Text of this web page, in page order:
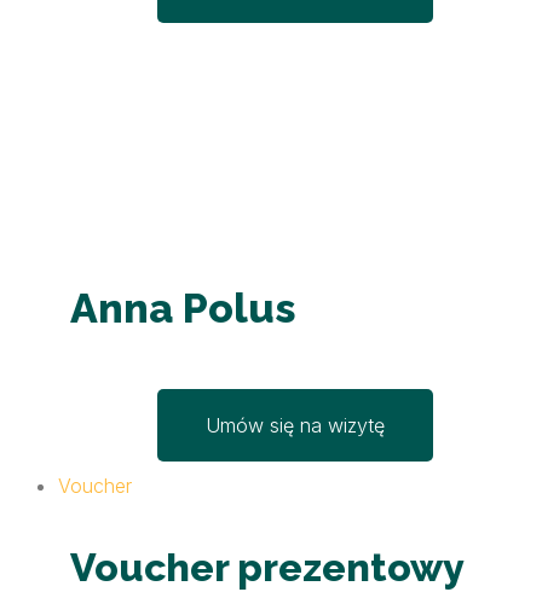
Anna Polus
Umów się na wizytę
Voucher
Voucher prezentowy